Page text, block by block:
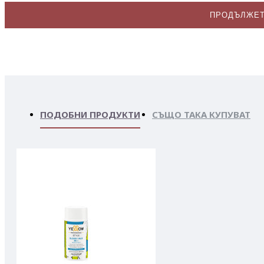
ПОДОБНИ ПРОДУКТИ СЪЩО ТАКА КУПУВАТ